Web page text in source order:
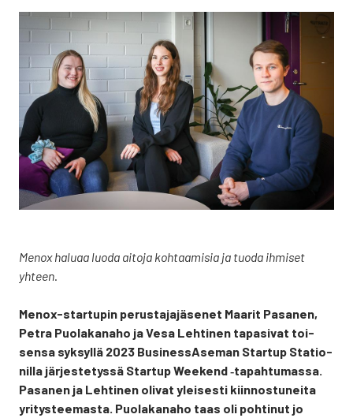
Menox halu­aa luo­da aito­ja koh­taa­mi­sia ja tuo­da ihmi­set
yhteen.
Menox-star­tu­pin perus­ta­ja­jä­se­net Maa­rit Pasa­nen,
Pet­ra Puo­la­ka­na­ho ja Vesa Leh­ti­nen tapa­si­vat toi­
sen­sa syk­syl­lä 2023 Business­Aseman Star­tup Sta­tio­
nil­la jär­jes­te­tys­sä Star­tup Wee­kend ‑tapah­tu­mas­sa.
Pasa­nen ja Leh­ti­nen oli­vat ylei­ses­ti kiin­nos­tu­nei­ta
yri­tys­tee­mas­ta. Puo­la­ka­na­ho taas oli poh­ti­nut jo